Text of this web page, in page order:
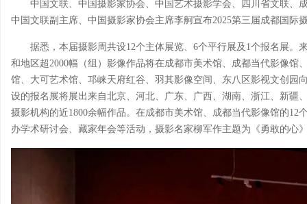
中国文联、中国摄影家协会、中国艺术摄影学会、四川省文联、
中国文联副主席、中国摄影家协会主席李舸宣布2025第三届成都国际
据悉，本届摄影周共设12个主体展览、6个平行展及1个报名展。
和地区超2000幅（组）影像作品将在成都市美术馆、成都当代影像
馆、大可艺术馆、邛崃天府红谷、羽其影像空间、东八区影视文创园
设的报名展将展出来自北京、河北、广东、广西、湖南、浙江、新疆
摄影机构的近1800余幅作品。在成都市美术馆、成都当代影像馆的12
办学术研讨会、藏家年会等活动，摄影名家柳军作主题为《勇敢的心